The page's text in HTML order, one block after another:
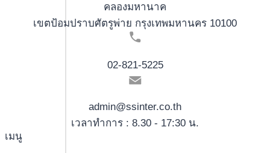
คลองมหานาค
เขตป้อมปราบศัตรูพ่าย กรุงเทพมหานคร 10100
02-821-5225
admin@ssinter.co.th
เวลาทำการ : 8.30 - 17:30 น.
เมนู